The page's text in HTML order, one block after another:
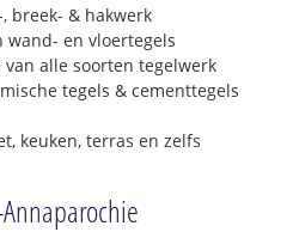
breek- & hakwerk
wand- en vloertegels
alle soorten tegelwerk
tegels & cementtegels
keuken, terras en zelfs